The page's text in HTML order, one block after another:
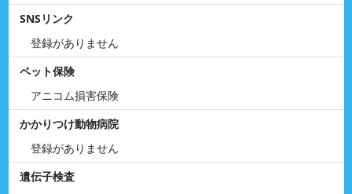
SNSリンク
登録がありません
ペット保険
アニコム損害保険
かかりつけ動物病院
登録がありません
遺伝子検査